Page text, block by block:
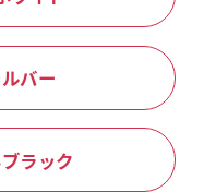
バー
ラック